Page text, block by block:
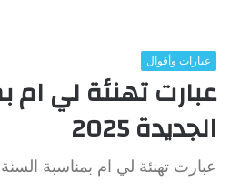
عبارات وأقوال
عبارت تهنئة لي ام
الجديدة 2025
عبارت تهنئة لي ام بمناسبة السنة